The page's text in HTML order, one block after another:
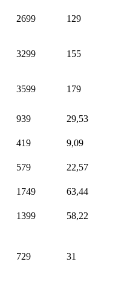
2699 129
3299 155
3599 179
939
29,53
419
9,09
579
22,57
1749
63,44
1399
58,22
729 31